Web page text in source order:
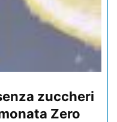
zuccheri
Zero